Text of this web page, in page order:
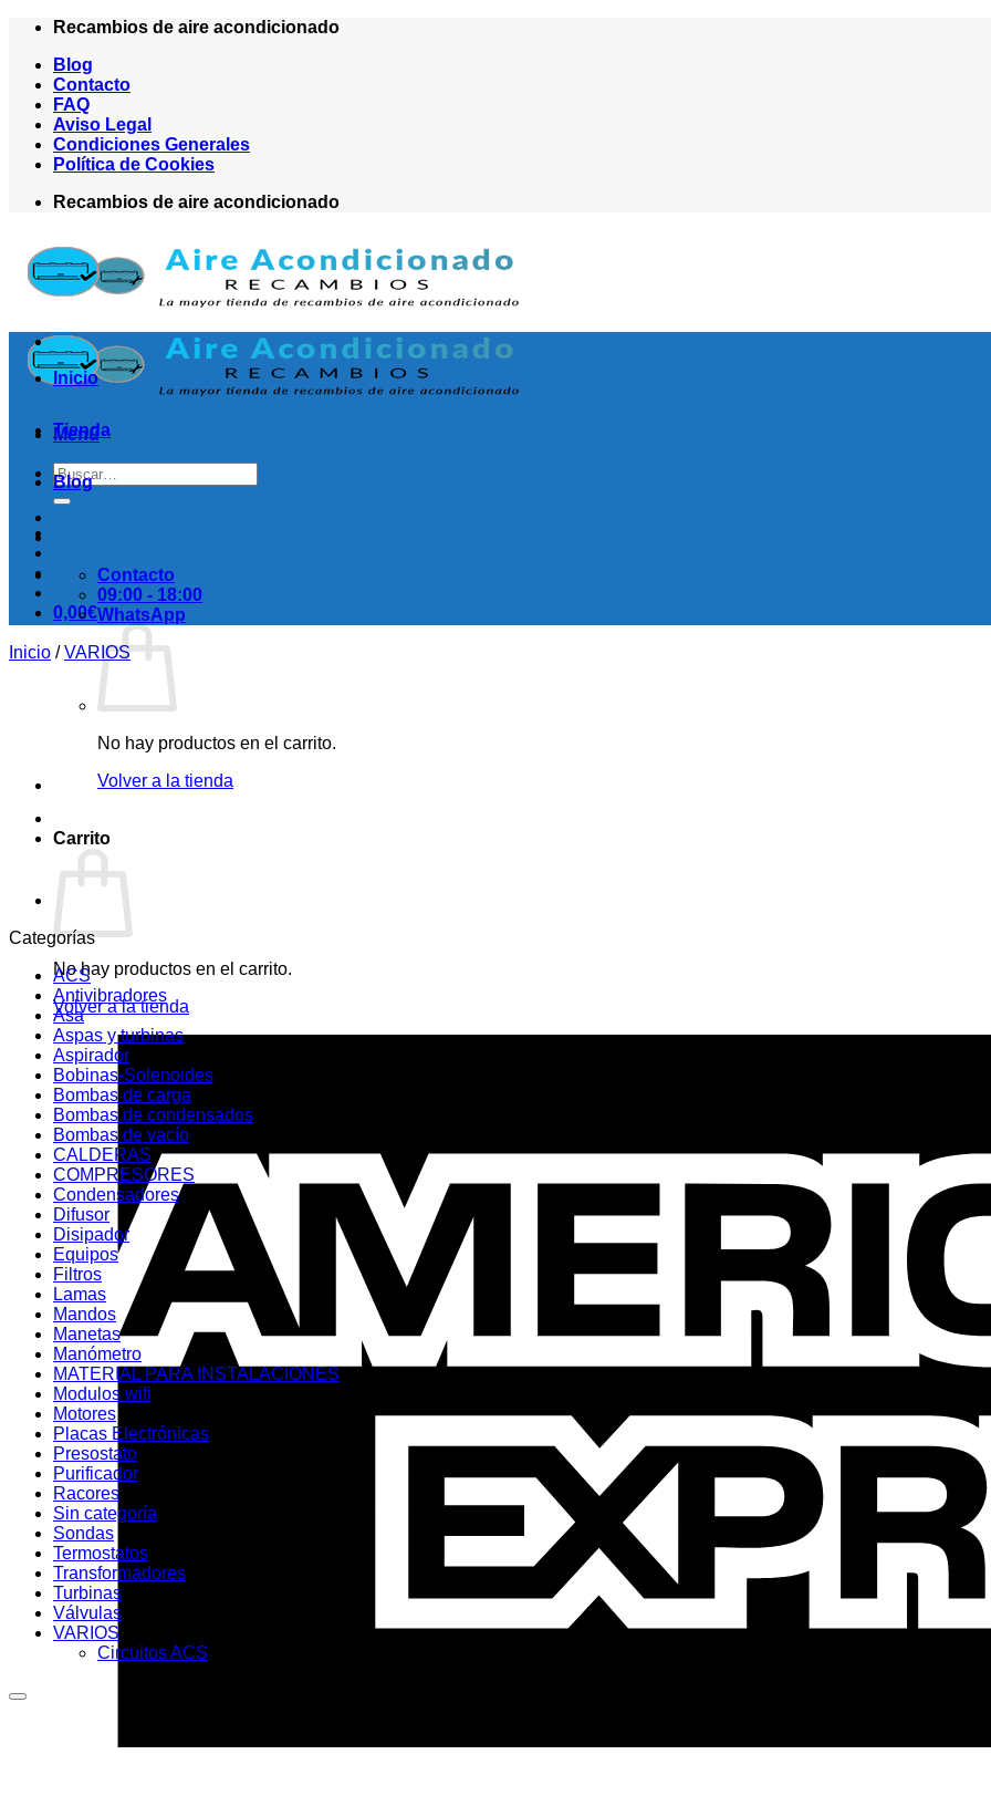
Saltar
contenido
Recambios de aire acondicionado
Blog
Contacto
FAQ
Aviso Legal
Condiciones Generales
Política de Cookies
Recambios de aire acondicionado
Menú
Buscar
por:
0,00€
No hay productos en el carrito.
Volver a la tienda
Carrito
No hay productos en el carrito.
Volver a la tienda
Inicio
Tienda
Blog
Contacto
09:00 - 18:00
WhatsApp
Inicio / VARIOS
Categorías
ACS
Antivibradores
Asa
Aspas y turbinas
Aspirador
Bobinas-Solenoides
Bombas de carga
Bombas de condensados
Bombas de vacío
CALDERAS
COMPRESORES
Condensadores
Difusor
Disipador
Equipos
Filtros
Lamas
Mandos
Manetas
Manómetro
MATERIAL PARA INSTALACIONES
Modulos wifi
Motores
Placas Electrónicas
Presostato
Purificador
Racores
Sin categoría
Sondas
Termostatos
Transformadores
Turbinas
Válvulas
VARIOS
Circuitos ACS